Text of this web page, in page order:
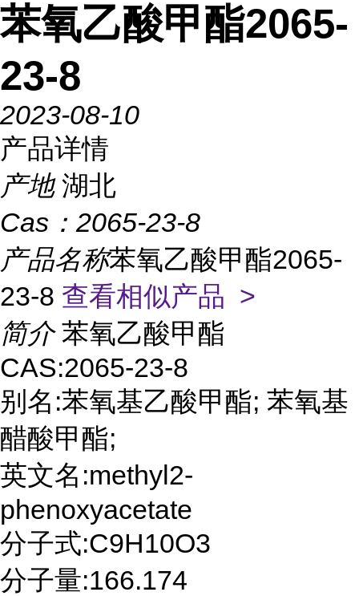
苯氧乙酸甲酯2065-
23-8
2023-08-10
产品详情
产地 湖北
Cas： 2065-23-8
产品名称苯氧乙酸甲酯2065-
23-8 查看相似产品 >
简介 苯氧乙酸甲酯
CAS:2065-23-8
别名:苯氧基乙酸甲酯; 苯氧基
醋酸甲酯;
英文名:methyl2-
phenoxyacetate
分子式:C9H10O3
分子量:166.174